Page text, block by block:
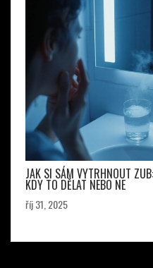
JAK SI SÁM VYTRHNOUT
KDY TO DĚLAT NEBO NE
říj 31, 2025